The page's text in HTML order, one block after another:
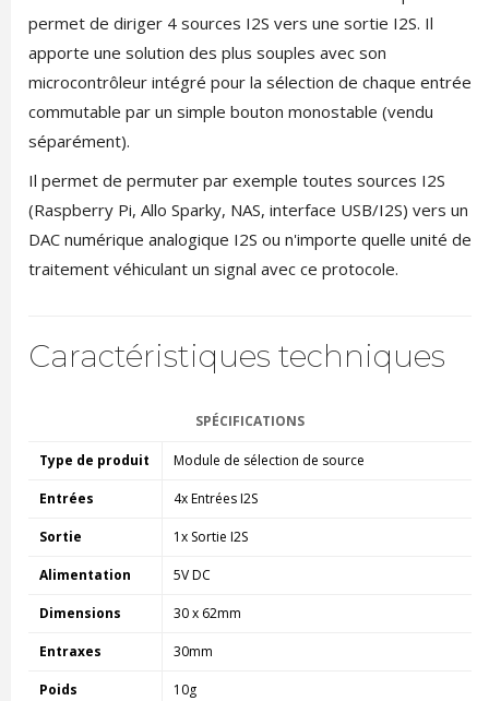
permet de diriger 4 sources I2S vers une sortie I2S. Il
apporte une solution des plus souples avec son
microcontrôleur intégré pour la sélection de chaque entrée
commutable par un simple bouton monostable (vendu
séparément).
Il permet de permuter par exemple toutes sources I2S
(Raspberry Pi, Allo Sparky, NAS, interface USB/I2S) vers un
DAC numérique analogique I2S ou n'importe quelle unité de
traitement véhiculant un signal avec ce protocole.
Caractéristiques techniques
SPÉCIFICATIONS
Type de produit Module de sélection de source
Entrées 4x Entrées I2S
Sortie 1x Sortie I2S
Alimentation 5V DC
Dimensions 30 x 62mm
Entraxes 30mm
Poids 10g